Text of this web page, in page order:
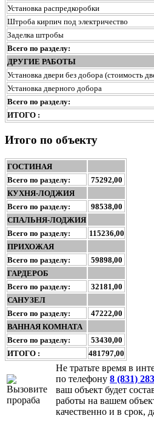
Установка распредкоробки
Штроба кирпич под электричество
Заделка штробы
Всего по разделу:
ДРУГИЕ РАБОТЫ
Установка двери без добора (стоимость
Установка дверного добора
Всего по разделу:
ИТОГО :
Итого по объекту
ГОСТИНАЯ
Всего по разделу:
75292,00
КУХНЯ-ЛОДЖИЯ
Всего по разделу:
98538,00
СПАЛЬНЯ-ЛОДЖИЯ
Всего по разделу:
115236,00
ПРИХОЖАЯ
Всего по разделу:
59898,00
ГАРДЕРОБ
Всего по разделу:
32181,00
САНУЗЕЛ
Всего по разделу:
47222,00
ВАННАЯ КОМНАТА
Всего по разделу:
53430,00
ИТОГО :
481797,00
Не тратьте время в
по телефону 8 (831)
ваш объект будет
работы на вашем
качественно и в срок,